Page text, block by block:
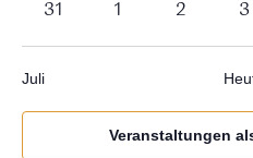
0
31
0
1
0
2
0
3
Juli
Veranstaltungen